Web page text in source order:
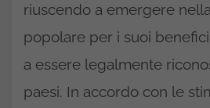
riuscendo a emergere
popolare per i suoi
a essere legalmente
paesi. In accordo con le